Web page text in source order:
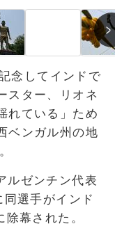
念してインドで
スター、リオネ
れている」ため
ベンガル州の地
ルゼンチン代表
選手がインド
幕された。